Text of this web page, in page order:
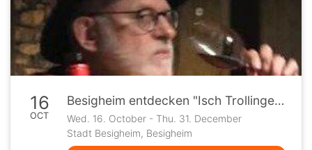
16
OCT
Besigheim entdecken "Isch Trollinger a Rotwei?" Termin nach Vereinbarung
Wed. 16. October - Thu. 31. December
Stadt Besigheim, Besigheim